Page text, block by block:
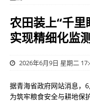
农田装上“千
实现精细化监
2026年6月9日 星期二
据青海省政府网站消息，
为筑牢粮食安全与耕地保